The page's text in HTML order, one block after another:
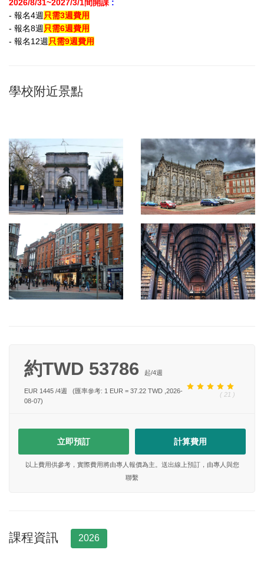
2026/8/31~2027/3/1間開課 :
- 報名4週 只需3週費用
- 報名8週 只需6週費用
- 報名12週 只需9週費用
學校附近景點
約TWD 53786 起/4週
EUR 1445 /4週 ( 21 )
(匯率參考: 1 EUR = 37.22 TWD ,2026-
08-07)
立即預訂 計算費用
以上費用供參考，實際費用將由專人報價為主。送出線上預訂，由專人與您
聯繫
課程資訊 2026